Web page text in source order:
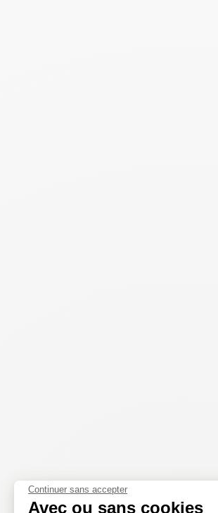
Continuer sans accepter
Avec ou sans cookies